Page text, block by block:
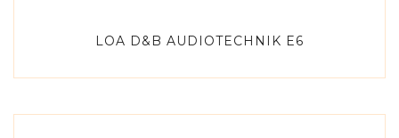
LOA D&B AUDIOTECHNIK E6